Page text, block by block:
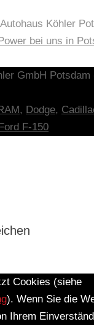
bei uns in
GmbH Potsdam
Dodge,
Ford F-150
Cookies (siehe
). Wenn Sie die
Ihrem